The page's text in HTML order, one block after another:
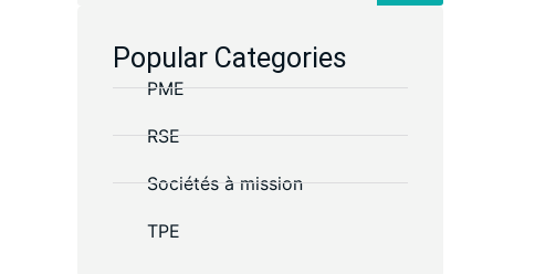
Popular Categories
PME
RSE
Sociétés à mission
TPE